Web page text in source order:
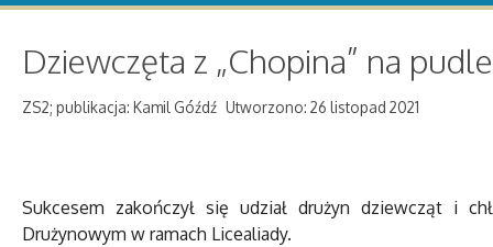
Dziewczęta z „Chopina” na
ZS2; publikacja: Kamil Góźdź Utworzono: 26 listopad 2021
Sukcesem zakończył się udział drużyn dziewcząt i
Drużynowym w ramach Licealiady.